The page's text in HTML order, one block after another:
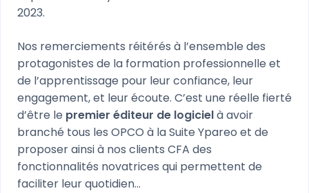
2023.
Nos remerciements réitérés à l’ensemble des
protagonistes de la formation professionnelle et
de l’apprentissage pour leur confiance, leur
engagement, et leur écoute. C’est une réelle fierté
d’être le premier éditeur de logicielà avoir
branché tous les OPCO à la Suite Ypareo et de
proposer ainsi à nos clients CFA des
fonctionnalités novatrices qui permettent de
faciliter leur quotidien...